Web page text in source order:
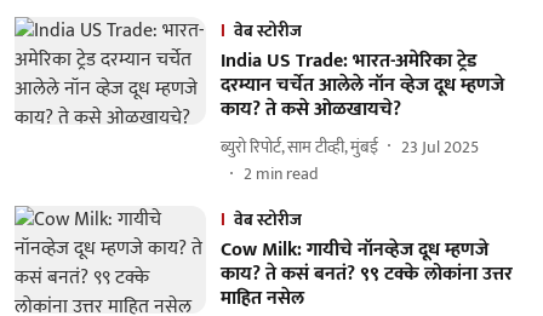
वेब स्टोरीज
India US Trade: भारत-अमेरिका ट्रेड
दरम्यान चर्चेत आलेले नॉन व्हेज दूध म्हणजे
काय? ते कसे ओळखायचे?
ब्युरो रिपोर्ट, साम टीव्ही, मुंबई
23 Jul 2025
2min read
वेब स्टोरीज
Cow Milk: गायीचे नॉनव्हेज दूध म्हणजे
काय? ते कसं बनतं? ९९ टक्के लोकांना उत्तर
माहित नसेल